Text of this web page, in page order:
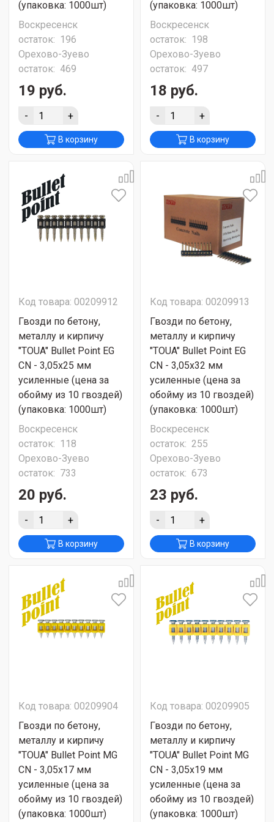
(упаковка: 1000шт)
Воскресенск
остаток: 196
Орехово-Зуево
остаток: 469
19 руб.
- +
В корзину
(упаковка: 1000шт)
Воскресенск
остаток: 198
Орехово-Зуево
остаток: 497
18 руб.
- +
В корзину
Код товара: 00209912
Гвозди по бетону,
металлу и кирпичу
"TOUA" Bullet Point EG
CN - 3,05х25 мм
усиленные (цена за
обойму из 10 гвоздей)
(упаковка: 1000шт)
Воскресенск
остаток: 118
Орехово-Зуево
остаток: 733
20 руб.
- +
В корзину
Код товара: 00209913
Гвозди по бетону,
металлу и кирпичу
"TOUA" Bullet Point EG
CN - 3,05х32 мм
усиленные (цена за
обойму из 10 гвоздей)
(упаковка: 1000шт)
Воскресенск
остаток: 255
Орехово-Зуево
остаток: 673
23 руб.
- +
В корзину
Код товара: 00209904
Гвозди по бетону,
металлу и кирпичу
"TOUA" Bullet Point MG
CN - 3,05х17 мм
усиленные (цена за
обойму из 10 гвоздей)
(упаковка: 1000шт)
Код товара: 00209905
Гвозди по бетону,
металлу и кирпичу
"TOUA" Bullet Point MG
CN - 3,05х19 мм
усиленные (цена за
обойму из 10 гвоздей)
(упаковка: 1000шт)